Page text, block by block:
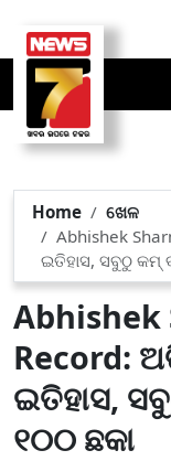
Home
ଖେଳ
Abhishek
ଇତିହାସ, ସବୁଠୁ କମ୍
Abhishek
Record:
ଇତିହାସ,
୧୦୦ ଛକା